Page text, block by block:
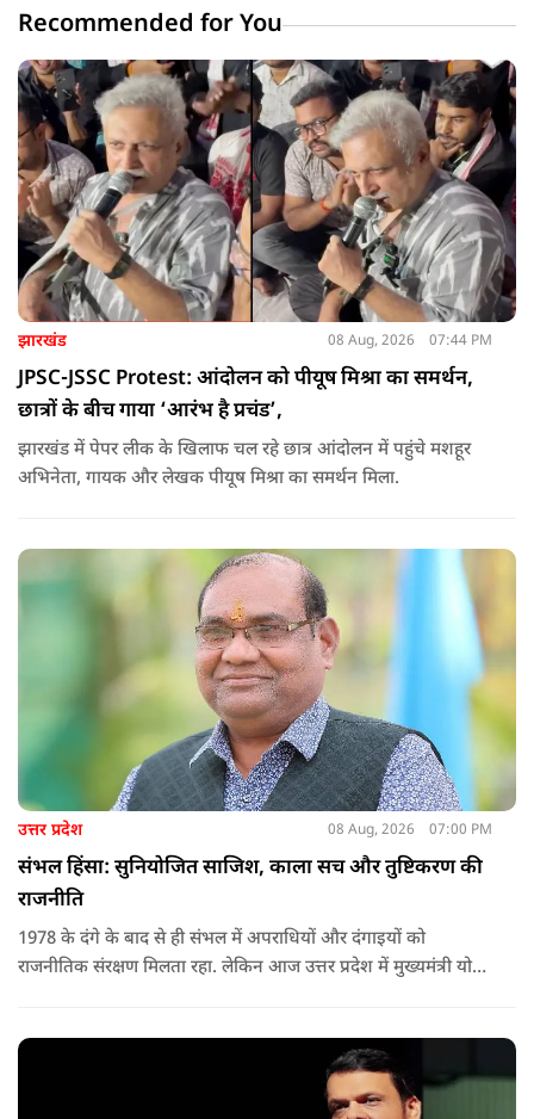
Recommended for You
झारखंड 08 Aug, 2026 07:44 PM
JPSC-JSSC Protest: आंदोलन को पीयूष मिश्रा का समर्थन,
छात्रों के बीच गाया ‘आरंभ है प्रचंड’,
झारखंड में पेपर लीक के खिलाफ चल रहे छात्र आंदोलन में पहुंचे मशहूर
अभिनेता, गायक और लेखक पीयूष मिश्रा का समर्थन मिला.
उत्तर प्रदेश 08 Aug, 2026 07:00 PM
संभल हिंसा: सुनियोजित साजिश, काला सच और तुष्टिकरण की
राजनीति
1978 के दंगे के बाद से ही संभल में अपराधियों और दंगाइयों को
राजनीतिक संरक्षण मिलता रहा. लेकिन आज उत्तर प्रदेश में मुख्यमंत्री योगी
नेता या सांसद क्यों न हो, यदि वह राज्य की शांति और सुरक्षा से खिलवाड़